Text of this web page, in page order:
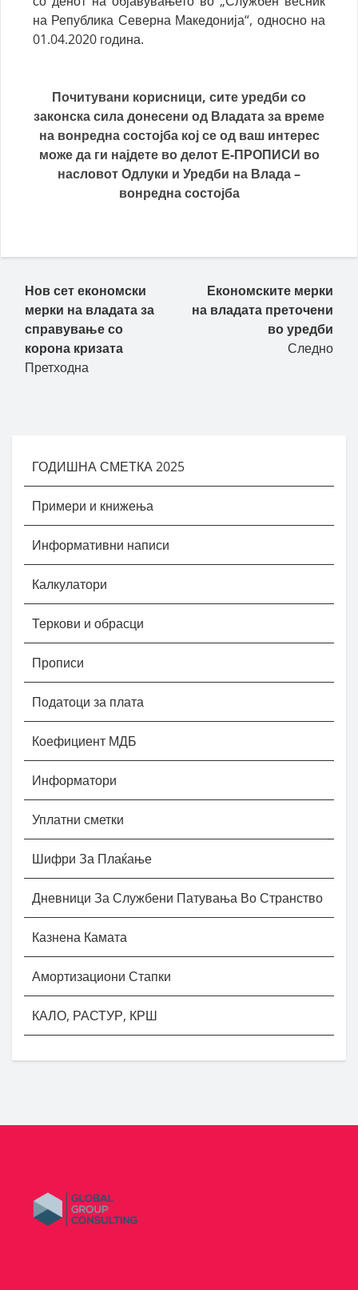
на Република Северна Македонија“, односно на
01.04.2020 година.
Почитувани корисници, сите уредби со
законска сила донесени од Владата за време
на вонредна состојба кој се од ваш интерес
може да ги најдете во делот Е-ПРОПИСИ во
насловот Одлуки и Уредби на Влада –
вонредна состојба
Нов сет економски
мерки на владата за
справување со
корона кризата
Претходна
Економските мерки
на владата преточени
во уредби
Следно
ГОДИШНА СМЕТКА 2025
Примери и книжења
Информативни написи
Калкулатори
Теркови и обрасци
Прописи
Податоци за плата
Коефициент МДБ
Информатори
Уплатни сметки
Шифри За Плаќање
Дневници За Службени Патувања Во Странство
Казнена Камата
Амортизациони Стапки
КАЛО, РАСТУР, КРШ